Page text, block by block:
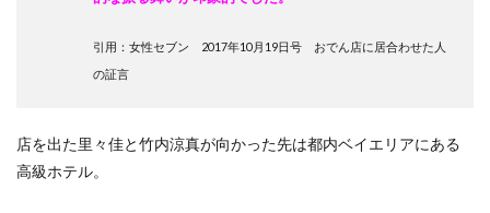
引用：女性セブン 2017年10月19日号 おでん店に居合わせた人
の証言
店を出た里々佳と竹内涼真が向かった先は都内ベイエリアにある
高級ホテル。